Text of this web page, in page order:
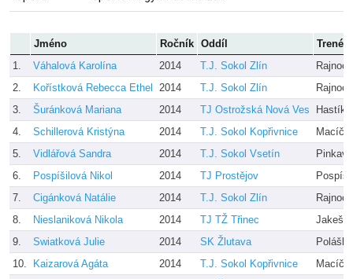
Jméno Ročník Oddíl
Trenér
1.
Váhalová Karolína 2014 T.J. Sokol Zlín
2.
Kořístková Rebecca Ethel 2014 T.J. Sokol Zlín
3.
Šuránková Mariana 2014 TJ Ostrožská Nová Ves
4.
Schillerová Kristýna 2014 T.J. Sokol Kopřivnice
5.
Vidlářová Sandra 2014 T.J. Sokol Vsetín
6.
Pospíšilová Nikol 2014 TJ Prostějov
7.
Cigánková Natálie 2014 T.J. Sokol Zlín
8.
Nieslaniková Nikola 2014 TJ TŽ Třinec
9.
Swiatková Julie 2014 SK Žlutava
10.
Kaizarová Agáta 2014 T.J. Sokol Kopřivnice